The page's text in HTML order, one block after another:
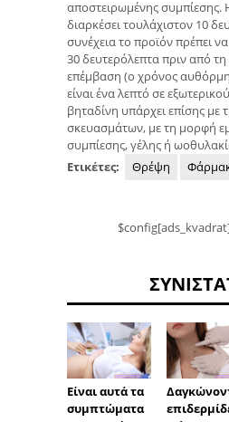
αποστειρωμένης
διαρκέσει τουλάχιστον 10
συνέχεια το προϊόν πρέπει
30 δευτερόλεπτα πριν από τη
επέμβαση (ο χρόνος
είναι ένα λεπτό σε
βηταδίνη υπάρχει επίσης με
σκευασμάτων, με τη μορφή
συμπίεσης, γέλης ή
Ετικέτες:
Θρέψη
Είναι αυτά τα
συμπτώματα